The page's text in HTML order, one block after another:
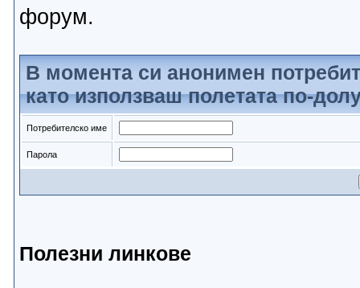
форум.
В момента си анонимен
като използваш полетата по-
Потребителско име
Парола
Полезни линкове